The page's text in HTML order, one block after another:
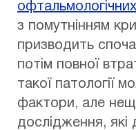
офтальмологічних
з помутнінням
призводить
потім повної
такої патології
фактори, але
дослідження, які